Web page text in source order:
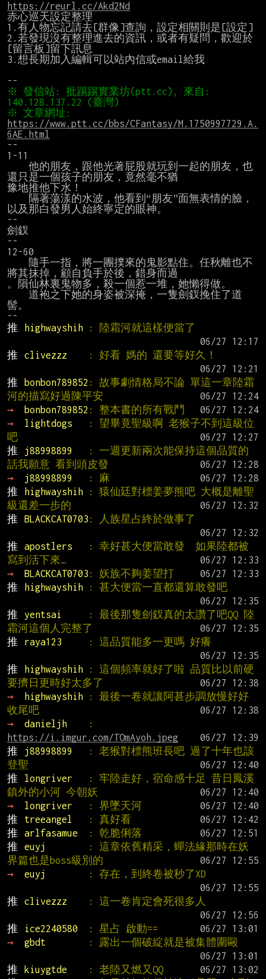
https://reurl.cc/Akd2Nd
赤心巡天設定整理
1.有人物忘記請去[群像]查詢，設定相關則是[設定]
2.若發現沒有整理進去的資訊，或者有疑問，歡迎於
[留言板]留下訊息
3.想長期加入編輯可以站內信或email給我
※ 發信站: 批踢踢實業坊(ptt.cc), 來自:
https://www.ptt.cc/bbs/CFantasy/M.1750997729.A.
6AE.html
--
1-11
還只是一個孩子的朋友，竟然毫不猶
豫地推他下水！
以及那白發男人始終寧定的眼神。
--
劍釵
--
12-60
將其抹掉，顧自負手於後，錯身而過
。隕仙林裏鬼物多，殺一個惹一堆，她懶得做。
髻。
推
highwayshih
: 陸霜河就這樣便當了
推
clivezzz
: 好看 媽的 還要等好久！
推
bonbon789852 : 故事劇情格局不論 單這一章陸霜
河的描寫好過陳平安
→
bonbon789852 : 整本書的所有戰鬥
→
lightdogs
: 望畢竟聖級啊 老猴子不到這級位
吧
推
j88998899
: 一週更新兩次能保持這個品質的
話我願意 看到頭皮發
→
j88998899 : 麻
推
highwayshih
: 猿仙廷對標姜夢熊吧 大概是離聖
級還差一步的
推
BLACKCAT0703 : 人族星占終於做事了
推
apostlers
: 幸好甚大便當敢發  如果陸都被
寫到活下來…
→
BLACKCAT0703 : 妖族不夠姜望打
推
highwayshih
: 甚大便當一直都還算敢發吧
推
yentsai
: 最後那隻劍釵真的太讚了吧QQ 陸
霜河這個人完整了
推
raya123
: 這品質能多一更嗎 好癢
推
highwayshih
: 這個頻率就好了啦 品質比以前硬
要擠日更時好太多了
→
highwayshih
: 最後一卷就讓阿甚步調放慢好好
收尾吧
→
danieljh
https://i.imgur.com/TOmAyoh.jpeg
推
j88998899
: 老猴對標熊班長吧 過了十年也該
登聖
推
longriver
: 牢陸走好，宿命感十足 昔日鳳溪
鎮外的小河 今朝妖
→
longriver : 界墜天河
推
treeangel : 真好看
推
arlfasamue : 乾脆俐落
推
euyj
: 這章依舊精采，蟬法緣那時在妖
界篇也是boss級別的
→
euyj
: 存在，到終卷被秒了XD
推
clivezzz
: 這一卷肯定會死很多人
推
ice2240580 : 星占 啟動==
→
gbdt
: 露出一個破綻就是被集體圍毆
推
kiuygtde : 老陸又燃又QQ